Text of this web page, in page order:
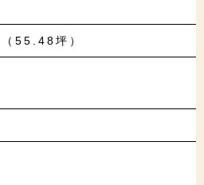
55.48坪）